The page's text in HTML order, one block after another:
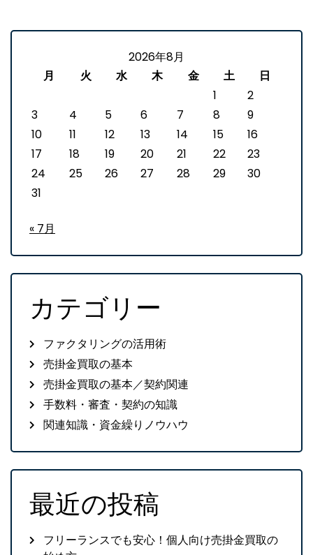
2026年8月
月
火 水 木 金 土
日
1
2
3
4 5 6 7 8
9
10
11 12 13 14 15
16
17
18 19 20 21 22
23
24
25 26 27 28 29
30
31
« 7月
カテゴリー
ファクタリングの活用術
売掛金買取の基本
売掛金買取の基本／契約関連
手数料・審査・契約の知識
関連知識・資金繰りノウハウ
最近の投稿
フリーランスでも安心！個人向け売掛金買取の